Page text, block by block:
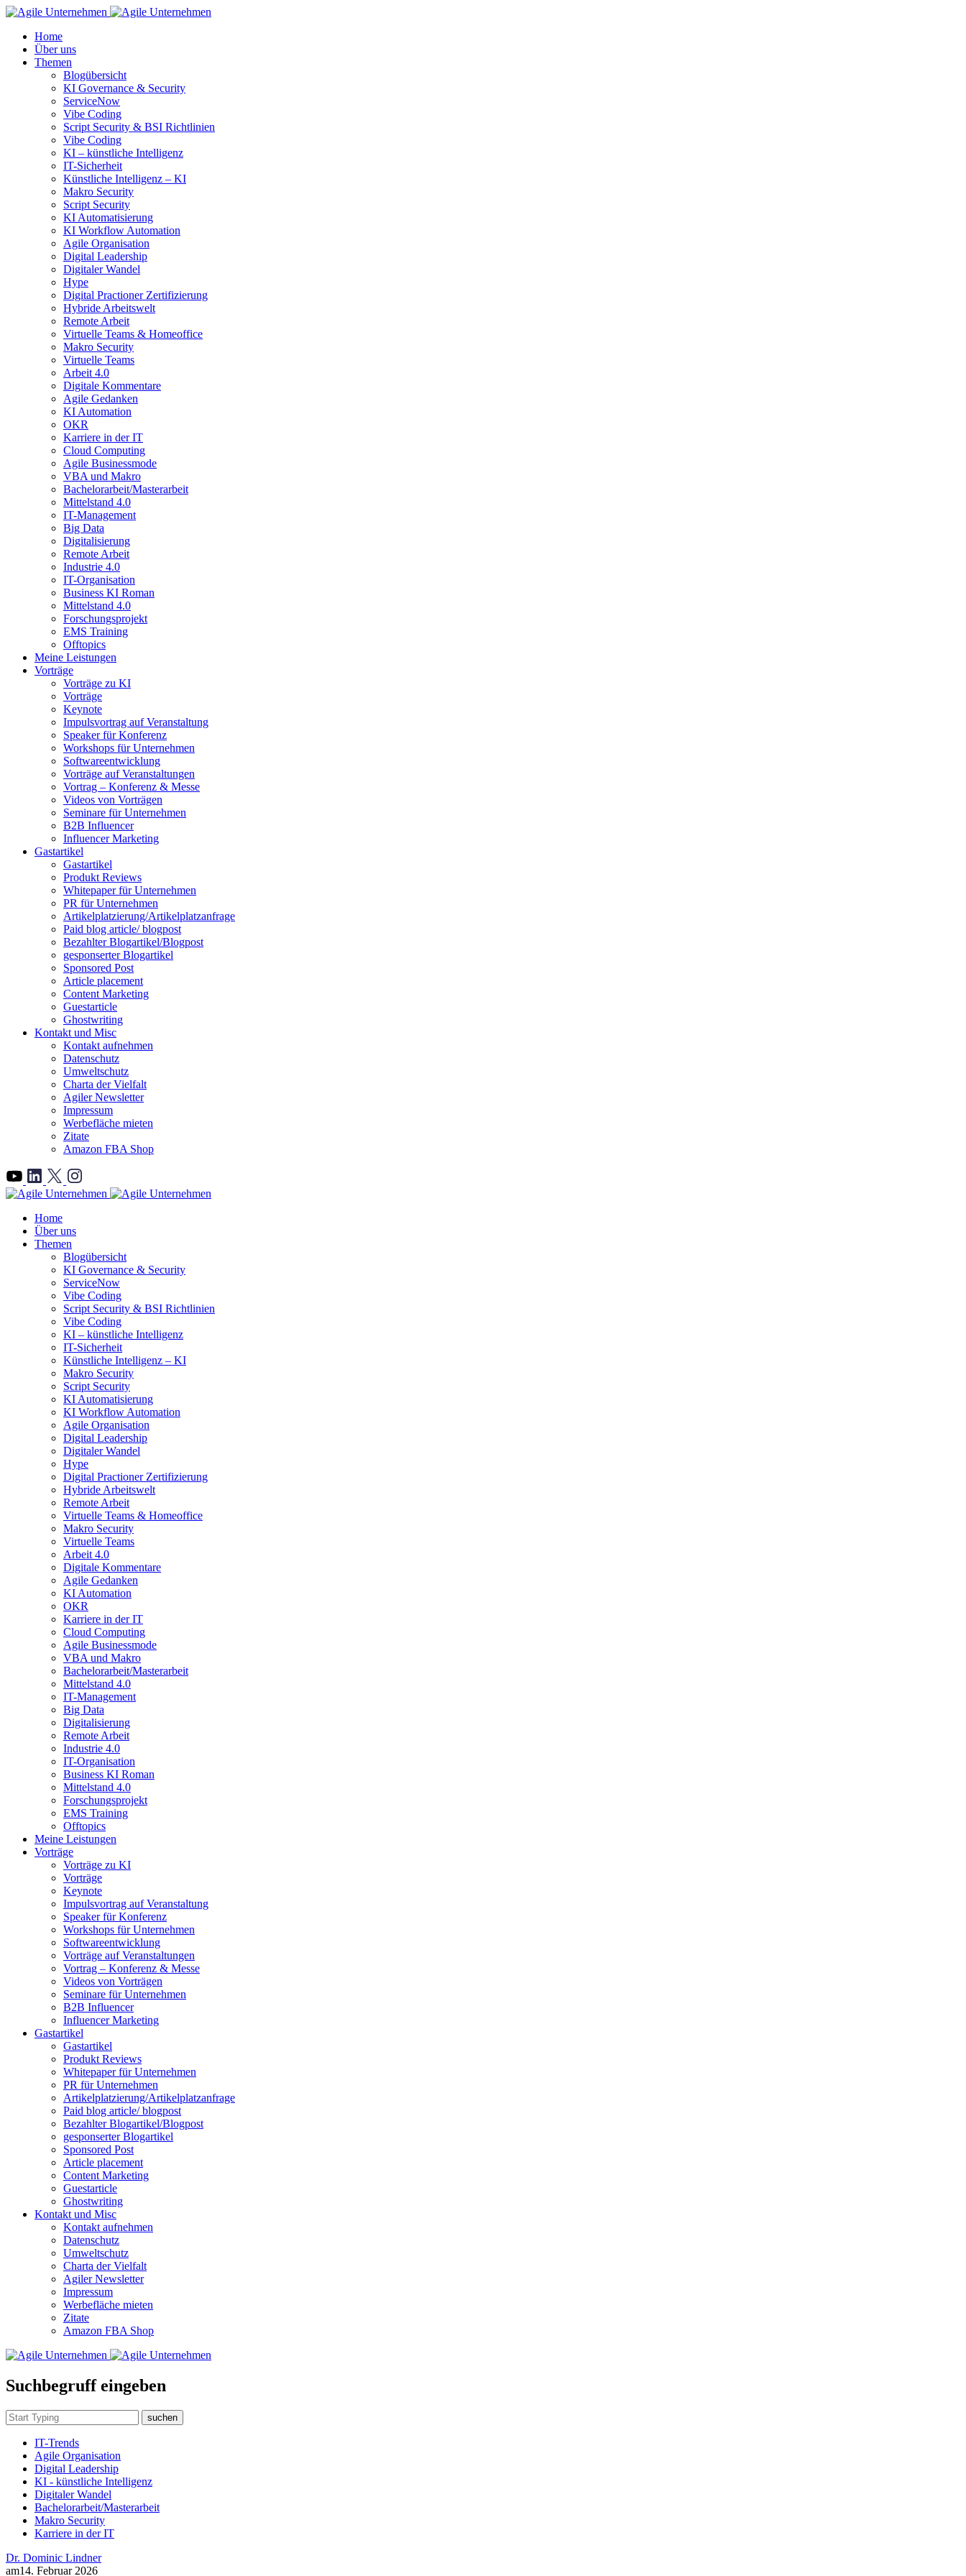
Home
Über uns
Themen
Blogübersicht
KI Governance & Security
ServiceNow
Vibe Coding
Script Security & BSI Richtlinien
Vibe Coding
KI – künstliche Intelligenz
IT-Sicherheit
Künstliche Intelligenz – KI
Makro Security
Script Security
KI Automatisierung
KI Workflow Automation
Agile Organisation
Digital Leadership
Digitaler Wandel
Hype
Digital Practioner Zertifizierung
Hybride Arbeitswelt
Remote Arbeit
Virtuelle Teams & Homeoffice
Makro Security
Virtuelle Teams
Arbeit 4.0
Digitale Kommentare
Agile Gedanken
KI Automation
OKR
Karriere in der IT
Cloud Computing
Agile Businessmode
VBA und Makro
Bachelorarbeit/Masterarbeit
Mittelstand 4.0
IT-Management
Big Data
Digitalisierung
Remote Arbeit
Industrie 4.0
IT-Organisation
Business KI Roman
Mittelstand 4.0
Forschungsprojekt
EMS Training
Offtopics
Meine Leistungen
Vorträge
Vorträge zu KI
Vorträge
Keynote
Impulsvortrag auf Veranstaltung
Speaker für Konferenz
Workshops für Unternehmen
Softwareentwicklung
Vorträge auf Veranstaltungen
Vortrag – Konferenz & Messe
Videos von Vorträgen
Seminare für Unternehmen
B2B Influencer
Influencer Marketing
Gastartikel
Gastartikel
Produkt Reviews
Whitepaper für Unternehmen
PR für Unternehmen
Artikelplatzierung/Artikelplatzanfrage
Paid blog article/ blogpost
Bezahlter Blogartikel/Blogpost
gesponserter Blogartikel
Sponsored Post
Article placement
Content Marketing
Guestarticle
Ghostwriting
Kontakt und Misc
Kontakt aufnehmen
Datenschutz
Umweltschutz
Charta der Vielfalt
Agiler Newsletter
Impressum
Werbefläche mieten
Zitate
Amazon FBA Shop
">
Home
Über uns
Themen
Blogübersicht
KI Governance & Security
ServiceNow
Vibe Coding
Script Security & BSI Richtlinien
Vibe Coding
KI – künstliche Intelligenz
IT-Sicherheit
Künstliche Intelligenz – KI
Makro Security
Script Security
KI Automatisierung
KI Workflow Automation
Agile Organisation
Digital Leadership
Digitaler Wandel
Hype
Digital Practioner Zertifizierung
Hybride Arbeitswelt
Remote Arbeit
Virtuelle Teams & Homeoffice
Makro Security
Virtuelle Teams
Arbeit 4.0
Digitale Kommentare
Agile Gedanken
KI Automation
OKR
Karriere in der IT
Cloud Computing
Agile Businessmode
VBA und Makro
Bachelorarbeit/Masterarbeit
Mittelstand 4.0
IT-Management
Big Data
Digitalisierung
Remote Arbeit
Industrie 4.0
IT-Organisation
Business KI Roman
Mittelstand 4.0
Forschungsprojekt
EMS Training
Offtopics
Meine Leistungen
Vorträge
Vorträge zu KI
Vorträge
Keynote
Impulsvortrag auf Veranstaltung
Speaker für Konferenz
Workshops für Unternehmen
Softwareentwicklung
Vorträge auf Veranstaltungen
Vortrag – Konferenz & Messe
Videos von Vorträgen
Seminare für Unternehmen
B2B Influencer
Influencer Marketing
Gastartikel
Gastartikel
Produkt Reviews
Whitepaper für Unternehmen
PR für Unternehmen
Artikelplatzierung/Artikelplatzanfrage
Paid blog article/ blogpost
Bezahlter Blogartikel/Blogpost
gesponserter Blogartikel
Sponsored Post
Article placement
Content Marketing
Guestarticle
Ghostwriting
Kontakt und Misc
Kontakt aufnehmen
Datenschutz
Umweltschutz
Charta der Vielfalt
Agiler Newsletter
Impressum
Werbefläche mieten
Zitate
Amazon FBA Shop
Suchbegruff eingeben
suchen
IT-Trends
Agile Organisation
Digital Leadership
KI - künstliche Intelligenz
Digitaler Wandel
Bachelorarbeit/Masterarbeit
Makro Security
Karriere in der IT
Dr. Dominic Lindner
am14. Februar 2026